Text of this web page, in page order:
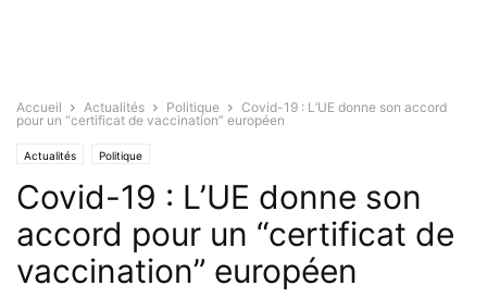
Accueil Actualités Politique
Covid-19 : L’UE donne son accord
pour un “certificat de vaccination” européen
Actualités Politique
Covid-19 : L’UE donne son
accord pour un “certificat de
vaccination” européen